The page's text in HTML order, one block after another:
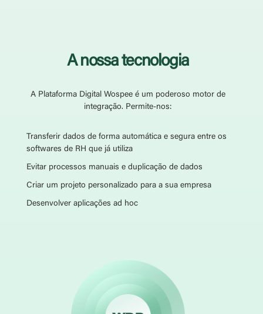
A nossa tecnologia
A Plataforma Digital Wospee é um poderoso motor de
integração. Permite-nos:
Transferir dados de forma automática e segura entre os
softwares de RH que já utiliza
Evitar processos manuais e duplicação de dados
Criar um projeto personalizado para a sua empresa
Desenvolver aplicações ad hoc